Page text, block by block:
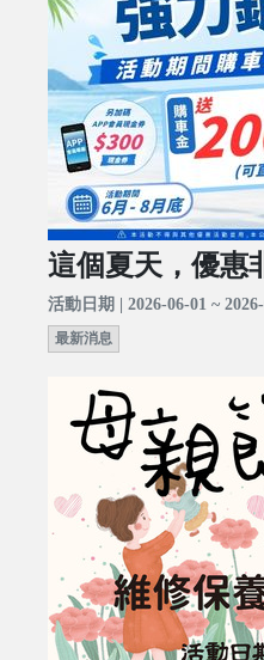
這個夏天，優惠
活動日期 | 2026-06-01 ~
最新消息